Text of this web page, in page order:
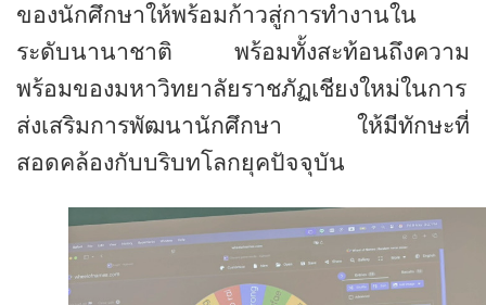
ของนักศึกษาให้พร้อมก้าวสู่การทำงานใน
ระดับนานาชาติ พร้อมทั้งสะท้อนถึงความ
พร้อมของมหาวิทยาลัยราชภัฏเชียงใหม่ในการ
ส่งเสริมการพัฒนานักศึกษา ให้มีทักษะที่
สอดคล้องกับบริบทโลกยุคปัจจุบัน